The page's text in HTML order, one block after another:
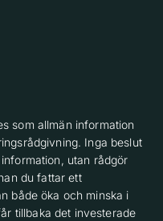
som allmän information
Inga beslut
utan rådgör
du fattar ett
både öka och minska i
tillbaka det investerade